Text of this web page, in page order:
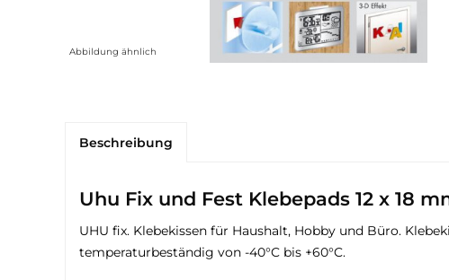
Abbildung ähnlich
Beschreibung
Uhu Fix und Fest Klebepads 12 x 18
UHU fix. Klebekissen für Haushalt, Hobby und Büro.
temperaturbeständig von -40°C bis +60°C.